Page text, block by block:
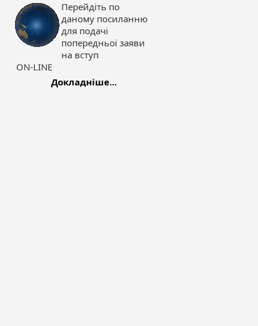
Перейдіть по
даному посиланню
для подачі
попередньої заяви
на вступ
ON-LINE
Докладніше...